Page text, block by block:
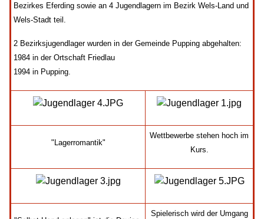
Bezirkes Eferding sowie an 4 Jugendlagern im Bezirk Wels-Land und
Wels-Stadt teil.
2 Bezirksjugendlager wurden in der Gemeinde Pupping abgehalten:
1984 in der Ortschaft Friedlau
1994 in Pupping.
"Lagerromantik"
Wettbewerbe stehen hoch im
Kurs.
Spielerisch wird der Umgang